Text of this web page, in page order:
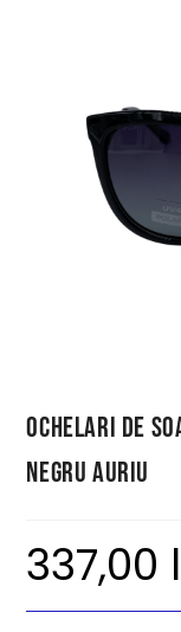
Ochelari de
negru auriu
337,00